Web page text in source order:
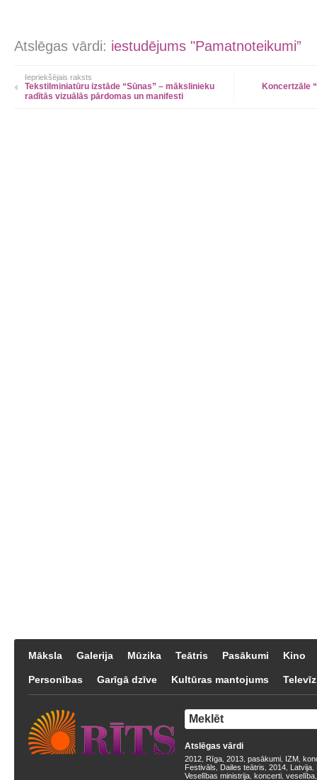
Atslēgas vārdi: iestudējums "Pamatnoteikumi”
Iepriekšējais raksts
Tekstilminiatūru izstāde “Sūnas” – mākslinieku
radītās vizuālās pārdomas un manifesti
Koncertzāle
Māksla Galerija Mūzika Teātris Pasākumi Kino
Personības Garīgā dzīve Kultūras mantojums
Atslēgas vārdi
2012 Rīga 2013 pasākumi IZM
Festivāls
Dailes teātris 2014 Latvija
Veselības ministrija koncerti veselība